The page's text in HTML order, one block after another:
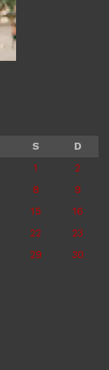
S
D
1
2
8
9
15
16
22
23
29
30